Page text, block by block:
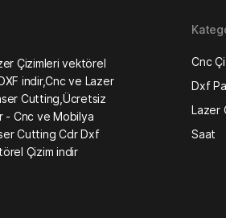
Çizimleri vektörel
indir,Cnc ve Lazer
Cutting,Ücretsiz
- Cnc ve Mobilya
Cutting Cdr Dxf
Çizim indir
Cnc
Dxf
Lazer
Saat